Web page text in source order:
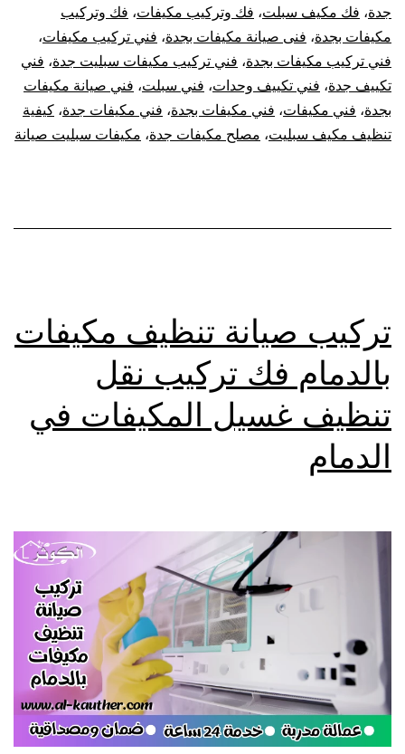
جدة، فك مكيف سبلت، فك وتركيب مكيفات، فك وتركيب
مكيفات بجدة، فنى صيانة مكيفات بجدة، فني تركيب مكيفات،
فني تركيب مكيفات بجدة، فني تركيب مكيفات سبليت جدة، فني
تكييف جدة، فني تكييف وحدات، فني سبلت، فني صيانة مكيفات
بجدة، فني مكيفات، فني مكيفات بجدة، فني مكيفات جدة، كيفية
تنظيف مكيف سبليت، مصلح مكيفات جدة، مكيفات سبليت صيانة
تركيب صيانة تنظيف مكيفات
بالدمام فك تركيب نقل
تنظيف غسيل المكيفات في
الدمام